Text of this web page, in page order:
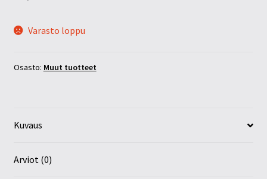
Varasto loppu
Osasto: Muut tuotteet
Kuvaus
Arviot (0)